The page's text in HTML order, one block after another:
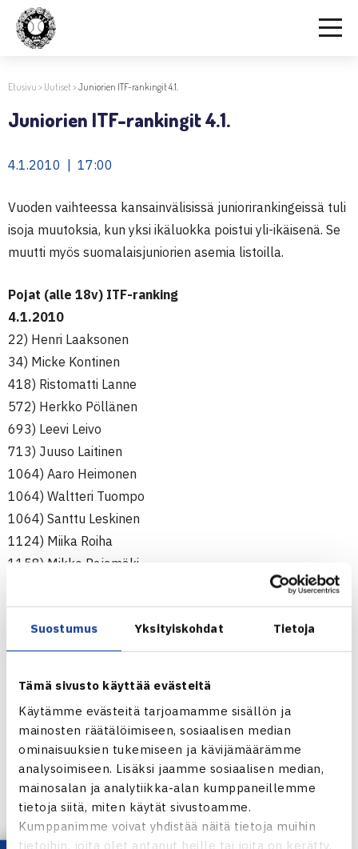
Suostumus Yksityiskohdat Tietoja
Tämä sivusto käyttää evästeitä
Käytämme evästeitä tarjoamamme sisällön ja
mainosten räätälöimiseen, sosiaalisen median
ominaisuuksien tukemiseen ja kävijämäärämme
analysoimiseen. Lisäksi jaamme sosiaalisen median,
mainosalan ja analytiikka-alan kumppaneillemme
tietoja siitä, miten käytät sivustoamme.
Kumppanimme voivat yhdistää näitä tietoja muihin
tietoihin, joita olet antanut heille tai joita on kerätty,
Etusivu > Uutiset>Juniorien ITF-rankingit 4.1.
Juniorien ITF-rankingit 4.1.
4.1.2010 | 17:00
Vuoden vaihteessa kansainvälisissä juniorirankingeissä tuli
isoja muutoksia, kun yksi ikäluokka poistui yli-ikäisenä. Se
muutti myös suomalaisjuniorien asemia listoilla.
Pojat (alle 18v) ITF-ranking
4.1.2010
22) Henri Laaksonen
34) Micke Kontinen
418) Ristomatti Lanne
572) Herkko Pöllänen
693) Leevi Leivo
713) Juuso Laitinen
1064) Aaro Heimonen
1064) Waltteri Tuompo
1064) Santtu Leskinen
1124) Miika Roiha
1158) Mikko Rajamäki
1564) Rasmus Niklas-Salminen
Tytöt (alle 18v) ITF-ranking
342) Saana Saarteinen
361) Heini Salonen
523) Johanna Hyöty
705) Ella Leivo
833) Katja Verho
1074) Pernilla Wohlström